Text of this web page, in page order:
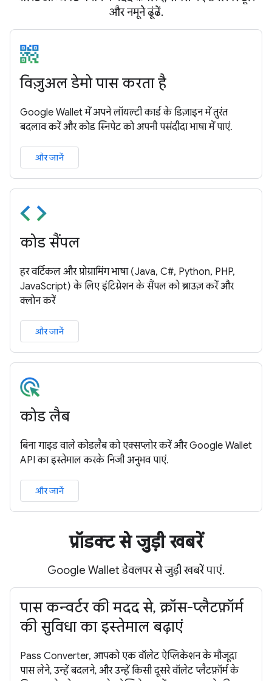
और नमूने ढूंढें.
विज़ुअल डेमो पास करता है
Google Wallet में अपने लॉयल्टी कार्ड के डिज़ाइन में तुरंत
बदलाव करें और कोड स्निपेट को अपनी पसंदीदा भाषा में पाएं.
और जानें
कोड सैंपल
हर वर्टिकल और प्रोग्रामिंग भाषा (Java, C#, Python, PHP,
JavaScript) के लिए इंटिग्रेशन के सैंपल को ब्राउज़ करें और
क्लोन करें
और जानें
कोड लैब
बिना गाइड वाले कोडलैब को एक्सप्लोर करें और Google Wallet
API का इस्तेमाल करके निजी अनुभव पाएं.
और जानें
प्रॉडक्ट से जुड़ी खबरें
Google Wallet डेवलपर से जुड़ी खबरें पाएं.
पास कन्वर्टर की मदद से, क्रॉस-प्लैटफ़ॉर्म
की सुविधा का इस्तेमाल बढ़ाएं
Pass Converter, आपको एक वॉलेट ऐप्लिकेशन के मौजूदा
पास लेने, उन्हें बदलने, और उन्हें किसी दूसरे वॉलेट प्लैटफ़ॉर्म के